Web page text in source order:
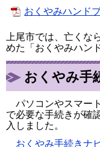
おくやみハンド
上尾市では、亡くな
めた「おくやみハン
おくやみ手
パソコンやスマー
で必要な手続きが確
入しました。
おくやみ手続きナ